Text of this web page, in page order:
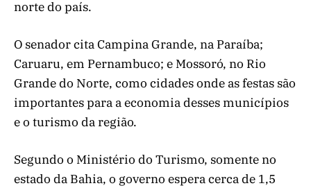
norte do país.
O senador cita Campina Grande, na Paraíba;
Caruaru, em Pernambuco; e Mossoró, no Rio
Grande do Norte, como cidades onde as festas são
importantes para a economia desses municípios
e o turismo da região.
Segundo o Ministério do Turismo, somente no
estado da Bahia, o governo espera cerca de 1,5